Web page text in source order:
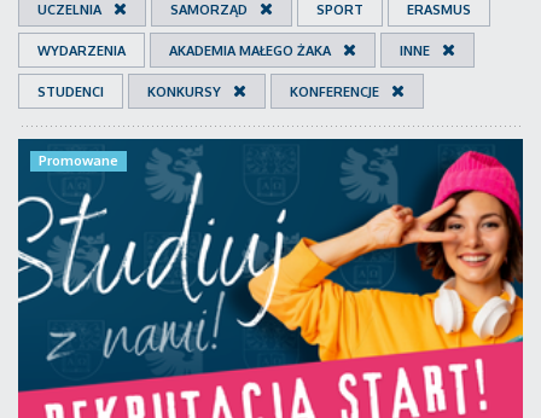
UCZELNIA SAMORZĄD SPORT ERASMUS
WYDARZENIA AKADEMIA MAŁEGO ŻAKA INNE
STUDENCI KONKURSY KONFERENCJE
Promowane